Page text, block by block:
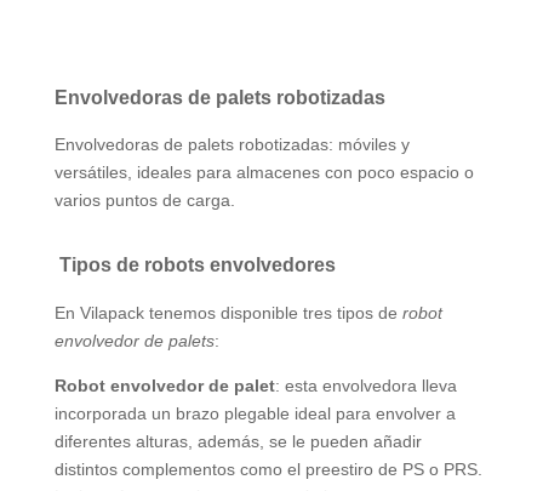
Envolvedoras de palets robotizadas
Envolvedoras de palets robotizadas: móviles y
versátiles, ideales para almacenes con poco espacio o
varios puntos de carga.
Tipos de robots envolvedores
En Vilapack tenemos disponible tres tipos de robot
envolvedor de palets:
Robot envolvedor de palet: esta envolvedora lleva
incorporada un brazo plegable ideal para envolver a
diferentes alturas, además, se le pueden añadir
distintos complementos como el preestiro de PS o PRS.